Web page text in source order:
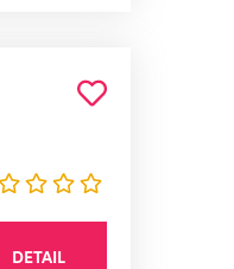
DETAIL